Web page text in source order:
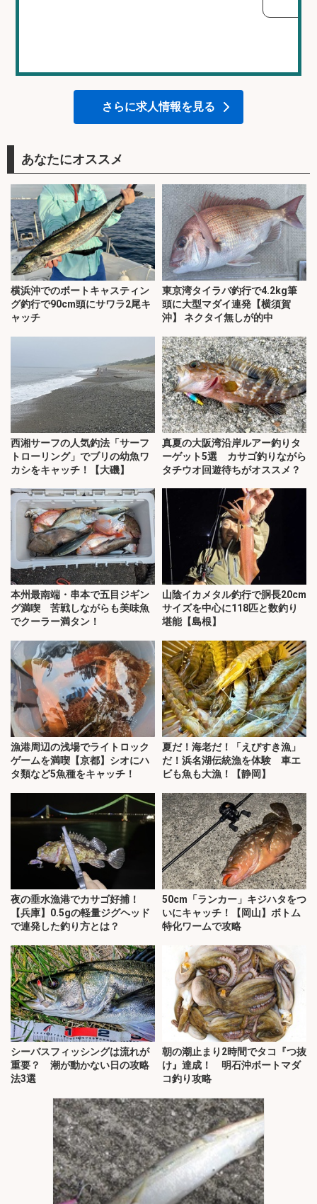
さらに求人情報を見る
あなたにオススメ
横浜沖でのボートキャスティン
グ釣行で90cm頭にサワラ2尾キ
ャッチ
東京湾タイラバ釣行で4.2kg筆
頭に大型マダイ連発【横須賀
沖】 ネクタイ無しが的中
西湘サーフの人気釣法「サーフ
トローリング」でブリの幼魚ワ
カシをキャッチ！【大磯】
真夏の大阪湾沿岸ルアー釣りタ
ーゲット5選 カサゴ釣りながら
タチウオ回遊待ちがオススメ？
本州最南端・串本で五目ジギン
グ満喫 苦戦しながらも美味魚
でクーラー満タン！
山陰イカメタル釣行で胴長20cm
サイズを中心に118匹と数釣り
堪能【島根】
漁港周辺の浅場でライトロック
ゲームを満喫【京都】シオにハ
タ類など5魚種をキャッチ！
夏だ！海老だ！「えびすき漁」
だ！浜名湖伝統漁を体験 車エ
ビも魚も大漁！【静岡】
夜の垂水漁港でカサゴ好捕！
【兵庫】0.5gの軽量ジグヘッド
で連発した釣り方とは？
50cm「ランカー」キジハタをつ
いにキャッチ！【岡山】ボトム
特化ワームで攻略
シーバスフィッシングは流れが
重要？ 潮が動かない日の攻略
法3選
朝の潮止まり2時間でタコ『つ抜
け』達成！ 明石沖ボートマダ
コ釣り攻略